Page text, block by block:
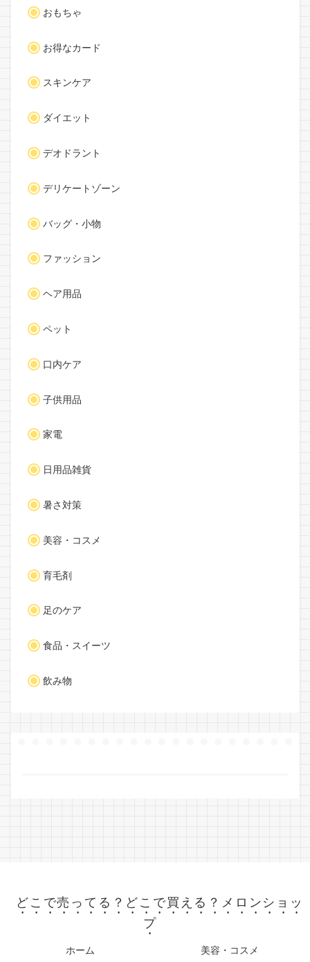
おもちゃ
お得なカード
スキンケア
ダイエット
デオドラント
デリケートゾーン
バッグ・小物
ファッション
ヘア用品
ペット
口内ケア
子供用品
家電
日用品雑貨
暑さ対策
美容・コスメ
育毛剤
足のケア
食品・スイーツ
飲み物
どこで売ってる？どこで買える？メロンショッ
プ
ホーム 美容・コスメ